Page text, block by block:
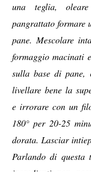
una teglia,
pangrattato formare
pane. Mescolare
formaggio macinati
sulla base di pane,
livellare bene la
e irrorare con un
180° per 20-25
dorata. Lasciar
Parlando di